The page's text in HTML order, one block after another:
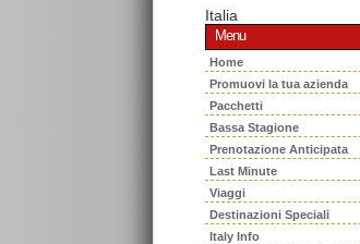
Italia
Menu
Home
Promuovi la tua azienda
Pacchetti
Bassa Stagione
Prenotazione Anticipata
Last Minute
Viaggi
Destinazioni Speciali
Italy Info